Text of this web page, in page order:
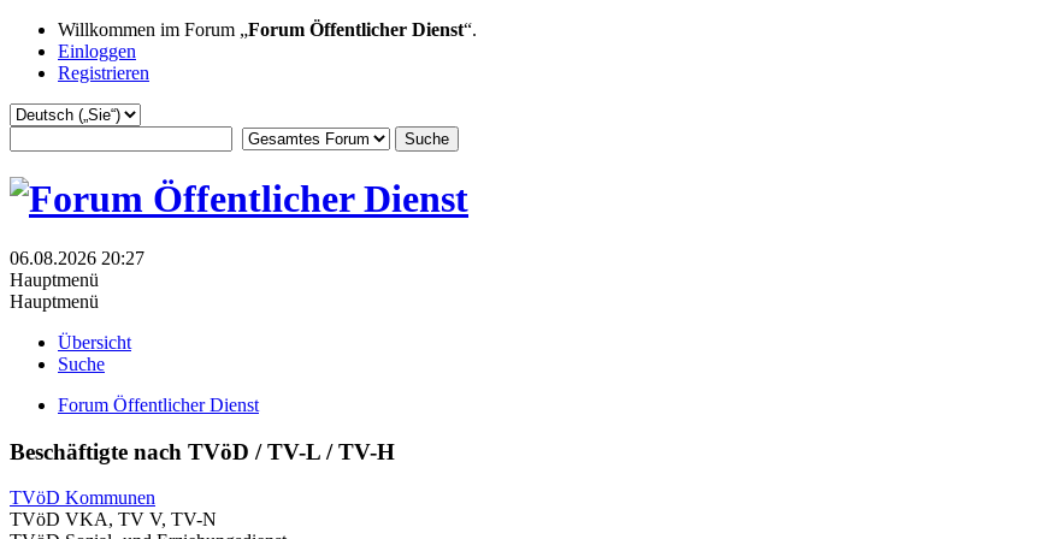
Willkommen im Forum „Forum Öffentlicher Dienst“.
Einloggen
Registrieren
06.08.2026 20:27
Hauptmenü
Hauptmenü
Übersicht
Suche
Forum Öffentlicher Dienst
Beschäftigte nach TVöD / TV-L / TV-H
TVöD Kommunen
TVöD VKA, TV V, TV-N